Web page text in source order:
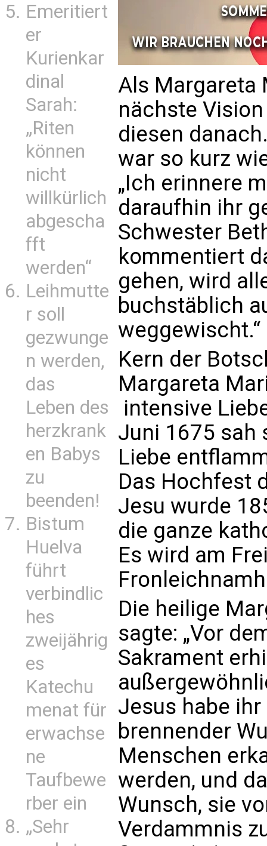
Emeritiert
er
Kurienkar
dinal
Sarah:
„Riten
können
nicht
willkürlich
abgescha
fft
werden“
Leihmutte
r soll
gezwunge
n werden,
das
Leben des
herzkrank
en Babys
zu
beenden!
Bistum
Huelva
führt
verbindlic
hes
zweijährig
es
Katechu
menat für
erwachse
ne
Taufbewe
rber ein
„Sehr
Als Margareta
nächste
diesen
war so kurz
„Ich erinnere
daraufhin ihr
Schwester
kommentiert
gehen, wird
buchstäblich
weggewischt.“
Kern der
Margareta
intensive
Juni 1675 sah
Liebe
Das Hochfest
Jesu wurde
die ganze
Es wird am
Die heilige
sagte: „Vor
Sakrament
Jesus habe
brennender
Menschen
werden, und
Wunsch, sie
Verdammnis